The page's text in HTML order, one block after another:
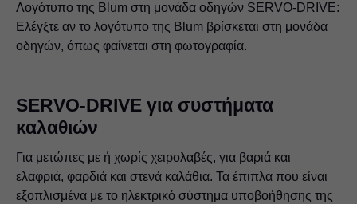
Λογότυπο της Blum στη μονάδα οδηγών SERVO-DRIVE:
Ελέγξτε αν το λογότυπο της Blum βρίσκεται στη μονάδα
οδηγών, όπως φαίνεται στη φωτογραφία.
SERVO-DRIVE για συστήματα
καλαθιών
Για μετώπες με ή χωρίς χειρολαβές, για βαριά και
ελαφριά, φαρδιά και στενά καλάθια. Τα έπιπλα που είναι
εξοπλισμένα με το ηλεκτρικό σύστημα υποβοήθησης της